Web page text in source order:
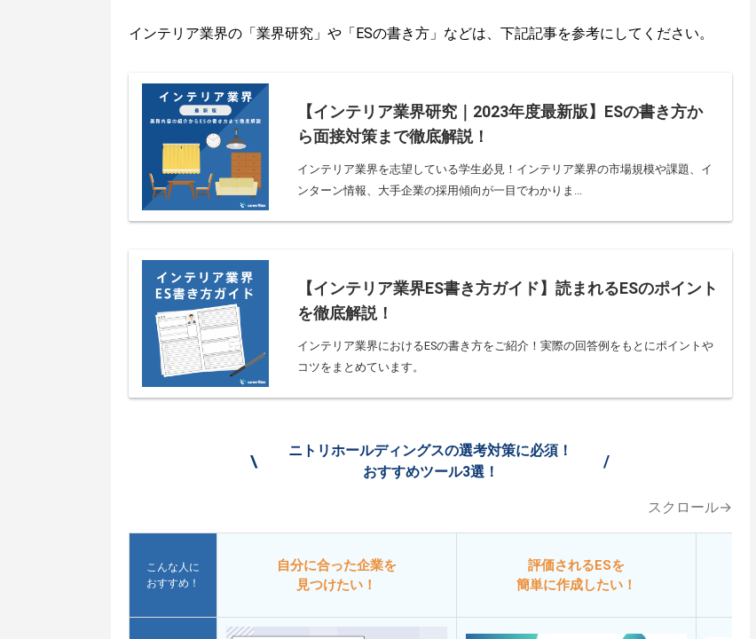
インテリア業界の「業界研究」や「ESの書き方」などは、下記記事を参考にしてください。
【インテリア業界研究｜2023年度最新版】ESの書き方か
ら面接対策まで徹底解説！
インテリア業界を志望している学生必見！インテリア業界の市場規模や課題、イ
ンターン情報、大手企業の採用傾向が一目でわかりま...
【インテリア業界ES書き方ガイド】読まれるESのポイント
を徹底解説！
インテリア業界におけるESの書き方をご紹介！実際の回答例をもとにポイントや
コツをまとめています。
\
ニトリホールディングスの選考対策に必須！
おすすめツール3選！
/
スクロール→
こんな人に
おすすめ！
自分に合った企業を
見つけたい！
評価されるESを
簡単に作成したい！